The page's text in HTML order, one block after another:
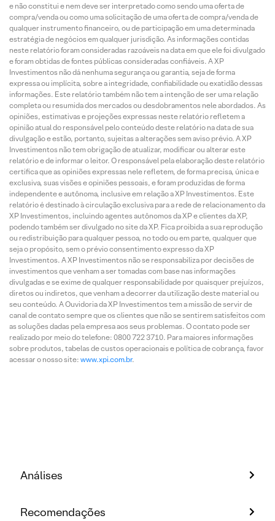
e não constitui e nem deve ser interpretado como sendo uma oferta de
compra/venda ou como uma solicitação de uma oferta de compra/venda de
qualquer instrumento financeiro, ou de participação em uma determinada
estratégia de negócios em qualquer jurisdição. As informações contidas
neste relatório foram consideradas razoáveis na data em que ele foi divulgado
e foram obtidas de fontes públicas consideradas confiáveis. A XP
Investimentos não dá nenhuma segurança ou garantia, seja de forma
expressa ou implícita, sobre a integridade, confiabilidade ou exatidão dessas
informações. Este relatório também não tem a intenção de ser uma relação
completa ou resumida dos mercados ou desdobramentos nele abordados. As
opiniões, estimativas e projeções expressas neste relatório refletem a
opinião atual do responsável pelo conteúdo deste relatório na data de sua
divulgação e estão, portanto, sujeitas a alterações sem aviso prévio. A XP
Investimentos não tem obrigação de atualizar, modificar ou alterar este
relatório e de informar o leitor. O responsável pela elaboração deste relatório
certifica que as opiniões expressas nele refletem, de forma precisa, única e
exclusiva, suas visões e opiniões pessoais, e foram produzidas de forma
independente e autônoma, inclusive em relação a XP Investimentos. Este
relatório é destinado à circulação exclusiva para a rede de relacionamento da
XP Investimentos, incluindo agentes autônomos da XP e clientes da XP,
podendo também ser divulgado no site da XP. Fica proibida a sua reprodução
ou redistribuição para qualquer pessoa, no todo ou em parte, qualquer que
seja o propósito, sem o prévio consentimento expresso da XP
Investimentos. A XP Investimentos não se responsabiliza por decisões de
investimentos que venham a ser tomadas com base nas informações
divulgadas e se exime de qualquer responsabilidade por quaisquer prejuízos,
diretos ou indiretos, que venham a decorrer da utilização deste material ou
seu conteúdo. A Ouvidoria da XP Investimentos tem a missão de servir de
canal de contato sempre que os clientes que não se sentirem satisfeitos com
as soluções dadas pela empresa aos seus problemas. O contato pode ser
realizado por meio do telefone: 0800 722 3710. Para maiores informações
sobre produtos, tabelas de custos operacionais e política de cobrança, favor
acessar o nosso site: www.xpi.com.br.
Análises
Recomendações